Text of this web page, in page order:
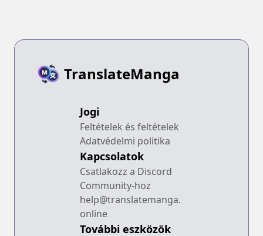
TranslateManga
Jogi
Feltételek és feltételek
Adatvédelmi politika
Kapcsolatok
Csatlakozz a Discord
Community-hoz
help@translatemanga.
online
További eszközök